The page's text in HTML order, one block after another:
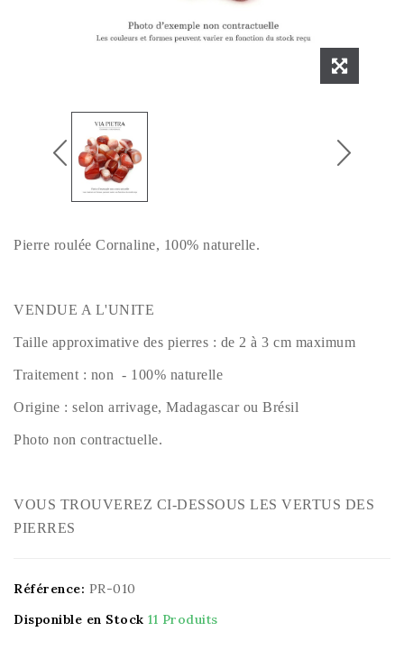
Pierre roulée Cornaline, 100% naturelle.
VENDUE A L'UNITE
Taille approximative des pierres : de 2 à 3 cm maximum
Traitement : non - 100% naturelle
Origine : selon arrivage, Madagascar ou Brésil
Photo non contractuelle.
VOUS TROUVEREZ CI-DESSOUS LES VERTUS DES
PIERRES
Référence: PR-010
Disponible en Stock 11 Produits